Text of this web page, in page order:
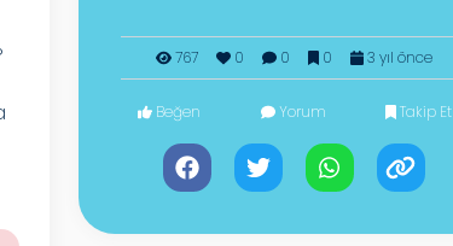
767 0 0 0 3 yıl önce
Beğen Yorum Takip Et